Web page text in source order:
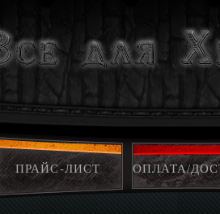
ПРАЙС-ЛИСТ ОПЛАТА/